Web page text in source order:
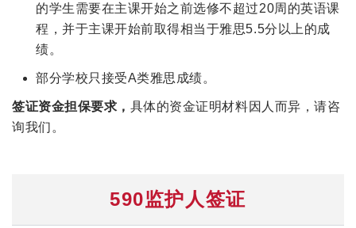
的学生需要在主课开始之前选修不超过20周的英语课
程，并于主课开始前取得相当于雅思5.5分以上的成
绩。
部分学校只接受A类雅思成绩。
签证资金担保要求， 具体的资金证明材料因人而异，请咨
询我们。
590监护人签证